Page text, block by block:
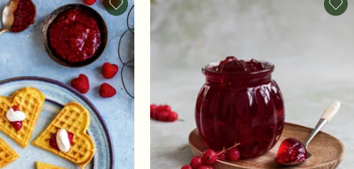
Vafler
-
legg
til
favoritter
-